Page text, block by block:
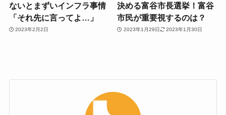
ないとまずいインフラ事情
「それ先に言ってよ…」
2023年2月2日
決める富谷市長選挙！富谷
市民が重要視するのは？
2023年1月29日 2023年1月30日